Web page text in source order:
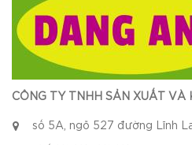
CÔNG TY TNHH SẢN XUẤT
số 5A, ngõ 527 đường Lĩnh